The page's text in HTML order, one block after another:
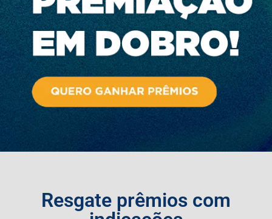
Resgate prêmios com